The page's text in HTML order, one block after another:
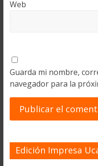
Web
Guarda mi nombre,
navegador para la
Edición Impresa